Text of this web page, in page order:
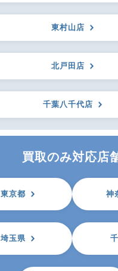
東村山店
北戸田店
千葉八千代店
買取のみ対応店
東京都 神
埼玉県